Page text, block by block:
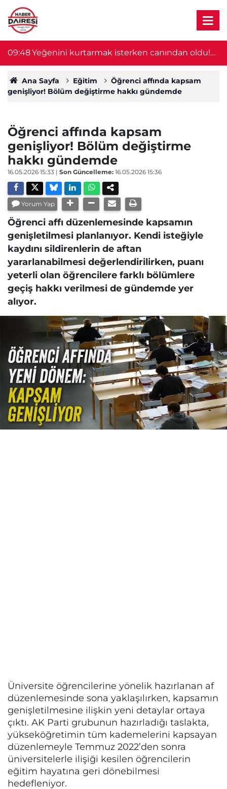
09:48Yeğenini kurtarmak isterken canından oldu!
İkisi de öldü
Ana Sayfa Eğitim
Öğrenci affında kapsam
genişliyor! Bölüm değiştirme hakkı gündemde
Öğrenci affında kapsam
genişliyor! Bölüm değiştirme
hakkı gündemde
16.05.2026 15:33 | Son Güncelleme: 16.05.2026 15:36
Yorum Yap
Öğrenci affı düzenlemesinde kapsamın
genişletilmesi planlanıyor. Kendi isteğiyle
kaydını sildirenlerin de aftan
yararlanabilmesi değerlendirilirken, puanı
yeterli olan öğrencilere farklı bölümlere
geçiş hakkı verilmesi de gündemde yer
alıyor.
Üniversite öğrencilerine yönelik hazırlanan af
düzenlemesinde sona yaklaşılırken, kapsamın
genişletilmesine ilişkin yeni detaylar ortaya
çıktı. AK Parti grubunun hazırladığı taslakta,
yükseköğretimin tüm kademelerini kapsayan
düzenlemeyle Temmuz 2022’den sonra
üniversitelerle ilişiği kesilen öğrencilerin
eğitim hayatına geri dönebilmesi
hedefleniyor.